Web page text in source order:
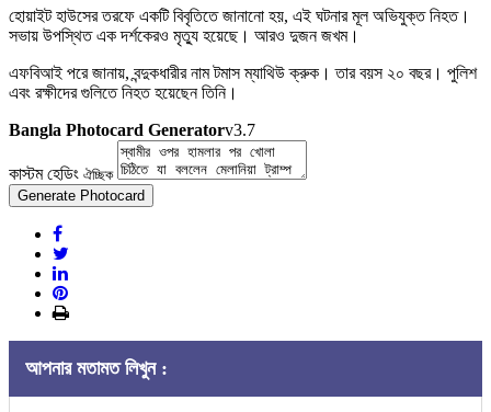
হোয়াইট হাউসের তরফে একটি বিবৃতিতে জানানো হয়, এই ঘটনার মূল অভিযুক্ত নিহত।
সভায় উপস্থিত এক দর্শকেরও মৃত্যু হয়েছে। আরও দুজন জখম।
এফবিআই পরে জানায়, বন্দুকধারীর নাম টমাস ম্যাথিউ ক্রুক। তার বয়স ২০ বছর। পুলিশ
এবং রক্ষীদের গুলিতে নিহত হয়েছেন তিনি।
Bangla Photocard Generatorv3.7
কাস্টম হেডিং ঐচ্ছিক
Generate Photocard
আপনার মতামত লিখুন :